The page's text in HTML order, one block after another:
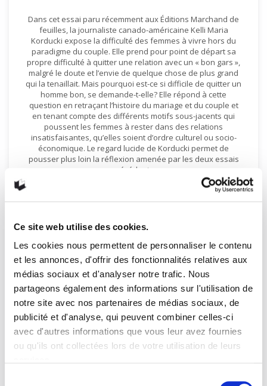
Ce site web utilise des cookies.
Les cookies nous permettent de personnaliser le contenu
et les annonces, d'offrir des fonctionnalités relatives aux
médias sociaux et d'analyser notre trafic. Nous
partageons également des informations sur l'utilisation de
notre site avec nos partenaires de médias sociaux, de
publicité et d'analyse, qui peuvent combiner celles-ci
avec d'autres informations que vous leur avez fournies
ou qu'ils ont collectées lors de votre utilisation de leurs
Dans cet essai paru récemment aux Éditions Marchand de
feuilles, la journaliste canado-américaine Kelli Maria
Korducki expose la difficulté des femmes à vivre hors du
paradigme du couple. Elle prend pour point de départ sa
propre difficulté à quitter une relation avec un « bon gars »,
malgré le doute et l’envie de quelque chose de plus grand
qui la tenaillait. Mais pourquoi est-ce si difficile de quitter un
homme bon, se demande-t-elle? Elle répond à cette
question en retraçant l’histoire du mariage et du couple et
en tenant compte des différents motifs sous-jacents qui
poussent les femmes à rester dans des relations
insatisfaisantes, qu’elles soient d’ordre culturel ou socio-
économique. Le regard lucide de Korducki permet de
pousser plus loin la réflexion amenée par les deux essais
précédents.
9782896481125
l’Hexagone
17,95$
COMMANDER
Le tendon et l’osde Anne-Marie Desmeules
Gagnant 2019 du Prix littéraire du Gouverneur général dans